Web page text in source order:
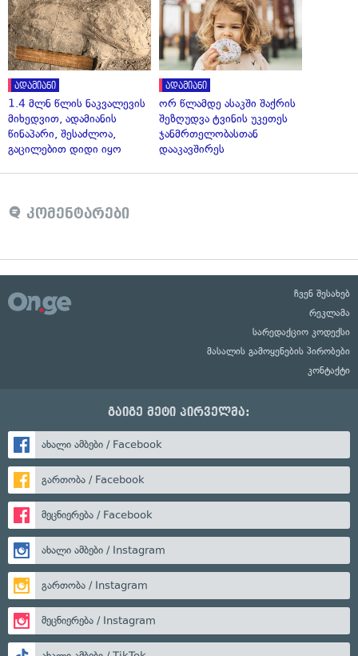
ადამიანი
1.4 მლნ წლის ნაკვალევის
მიხედვით, ადამიანის
წინაპარი, შესაძლოა,
გაცილებით დიდი იყო
ადამიანი
ორ წლამდე ასაკში შაქრის
შეზღუდვა ტვინის უკეთეს
ჯანმრთელობასთან
დააკავშირეს
კომენტარები
ჩვენ შესახებ
რეკლამა
სარედაქციო კოდექსი
მასალის გამოყენების პირობები
კონტაქტი
გაიგე მეტი პირველმა:
ახალი ამბები / Facebook
გართობა / Facebook
მეცნიერება / Facebook
ახალი ამბები / Instagram
გართობა / Instagram
მეცნიერება / Instagram